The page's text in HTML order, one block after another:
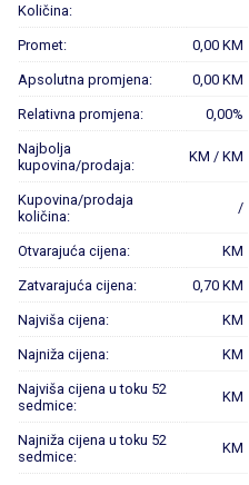
Količina:
Promet: 0,00 KM
Apsolutna promjena: 0,00 KM
Relativna promjena: 0,00%
Najbolja
kupovina/prodaja:
KM / KM
Kupovina/prodaja
količina:
/
Otvarajuća cijena: KM
Zatvarajuća cijena: 0,70 KM
Najviša cijena: KM
Najniža cijena: KM
Najviša cijena u toku 52
sedmice:
KM
Najniža cijena u toku 52
sedmice:
KM